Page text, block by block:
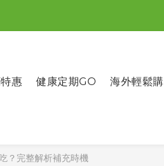
惠 健康定期GO 海外輕鬆購
？完整解析補充時機